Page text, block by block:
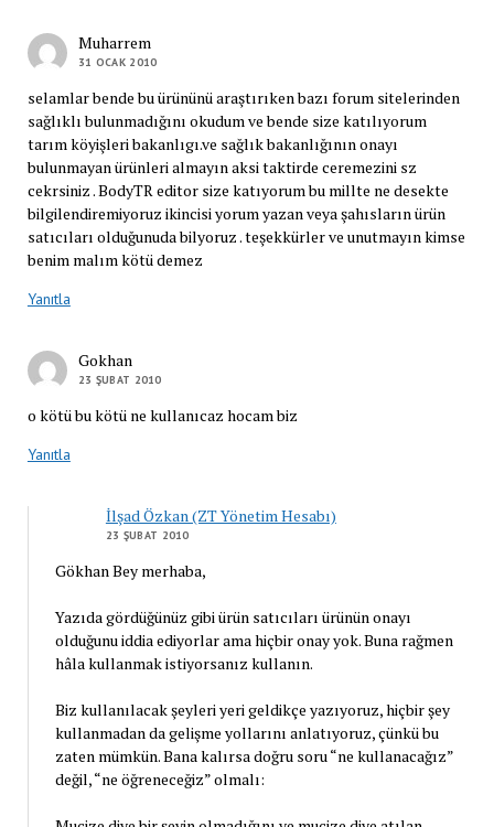
Muharrem
31 OCAK 2010
selamlar bende bu ürününü araştırıken bazı forum sitelerinden
sağlıklı bulunmadığını okudum ve bende size katılıyorum
tarım köyişleri bakanlıgı.ve sağlık bakanlığının onayı
bulunmayan ürünleri almayın aksi taktirde ceremezini sz
cekrsiniz . BodyTR editor size katıyorum bu millte ne desekte
bilgilendiremiyoruz ikincisi yorum yazan veya şahısların ürün
satıcıları olduğunuda bilyoruz . teşekkürler ve unutmayın kimse
benim malım kötü demez
Yanıtla
Gokhan
23 ŞUBAT 2010
o kötü bu kötü ne kullanıcaz hocam biz
Yanıtla
İlşad Özkan (ZT Yönetim Hesabı)
23 ŞUBAT 2010
Gökhan Bey merhaba,
Yazıda gördüğünüz gibi ürün satıcıları ürünün onayı
olduğunu iddia ediyorlar ama hiçbir onay yok. Buna rağmen
hâla kullanmak istiyorsanız kullanın.
Biz kullanılacak şeyleri yeri geldikçe yazıyoruz, hiçbir şey
kullanmadan da gelişme yollarını anlatıyoruz, çünkü bu
zaten mümkün. Bana kalırsa doğru soru “ne kullanacağız”
değil, “ne öğreneceğiz” olmalı: